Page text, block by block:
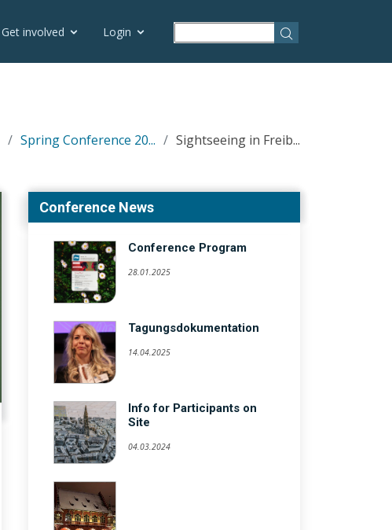
Get involved Login
Spring Conference 20... Sightseeing in Freib...
Conference News
Conference Program
28.01.2025
Tagungsdokumentation
14.04.2025
Info for Participants on
Site
04.03.2024